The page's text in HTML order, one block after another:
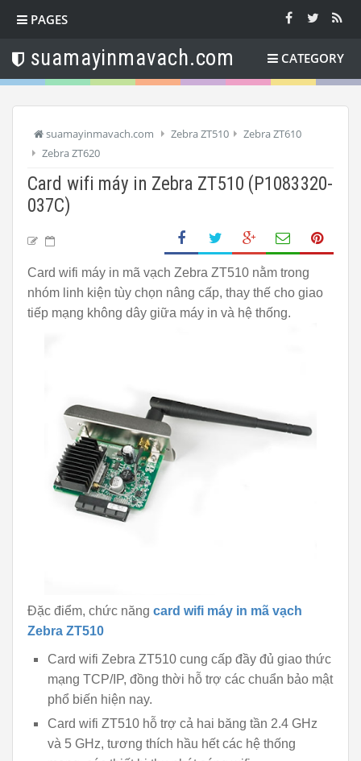
PAGES
suamayinmavach.com CATEGORY
suamayinmavach.com Zebra ZT510
Zebra ZT610
Zebra ZT620
Card wifi máy in Zebra ZT510 (P1083320-
037C)
Card wifi máy in mã vạch Zebra ZT510 nằm trong
nhóm linh kiện tùy chọn nâng cấp, thay thế cho giao
tiếp mạng không dây giữa máy in và hệ thống.
Đặc điểm, chức năng card wifi máy in mã vạch
Zebra ZT510
Card wifi Zebra ZT510 cung cấp đầy đủ giao thức
mạng TCP/IP, đồng thời hỗ trợ các chuẩn bảo mật
phổ biến hiện nay.
Card wifi ZT510 hỗ trợ cả hai băng tần 2.4 GHz
và 5 GHz, tương thích hầu hết các hệ thống